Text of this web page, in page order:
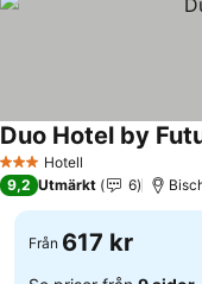
3 StjärnorHotell
Duo Hotel by
9,2 Utmärkt 6
Från 617 kr